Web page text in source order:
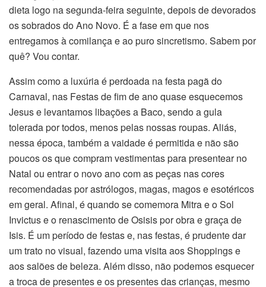
dieta logo na segunda-feira seguinte, depois de devorados
os sobrados do Ano Novo. É a fase em que nos
entregamos à comilança e ao puro sincretismo. Sabem por
quê? Vou contar.
Assim como a luxúria é perdoada na festa pagã do
Carnaval, nas Festas de fim de ano quase esquecemos
Jesus e levantamos libações a Baco, sendo a gula
tolerada por todos, menos pelas nossas roupas. Aliás,
nessa época, também a vaidade é permitida e não são
poucos os que compram vestimentas para presentear no
Natal ou entrar o novo ano com as peças nas cores
recomendadas por astrólogos, magas, magos e esotéricos
em geral. Afinal, é quando se comemora Mitra e o Sol
Invictus e o renascimento de Osisis por obra e graça de
Isis. É um período de festas e, nas festas, é prudente dar
um trato no visual, fazendo uma visita aos Shoppings e
aos salões de beleza. Além disso, não podemos esquecer
a troca de presentes e os presentes das crianças, mesmo